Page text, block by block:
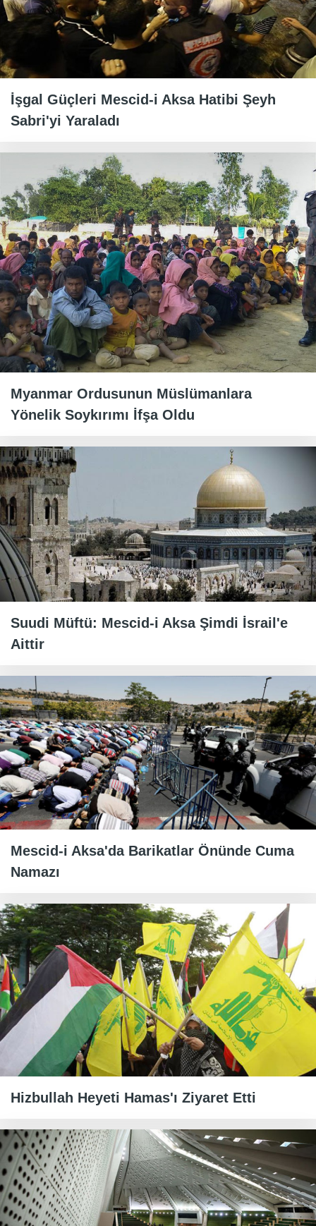
İşgal Güçleri Mescid-i Aksa Hatibi Şeyh
Sabri'yi Yaraladı
Myanmar Ordusunun Müslümanlara
Yönelik Soykırımı İfşa Oldu
Suudi Müftü: Mescid-i Aksa Şimdi İsrail'e
Aittir
Mescid-i Aksa'da Barikatlar Önünde Cuma
Namazı
Hizbullah Heyeti Hamas'ı Ziyaret Etti